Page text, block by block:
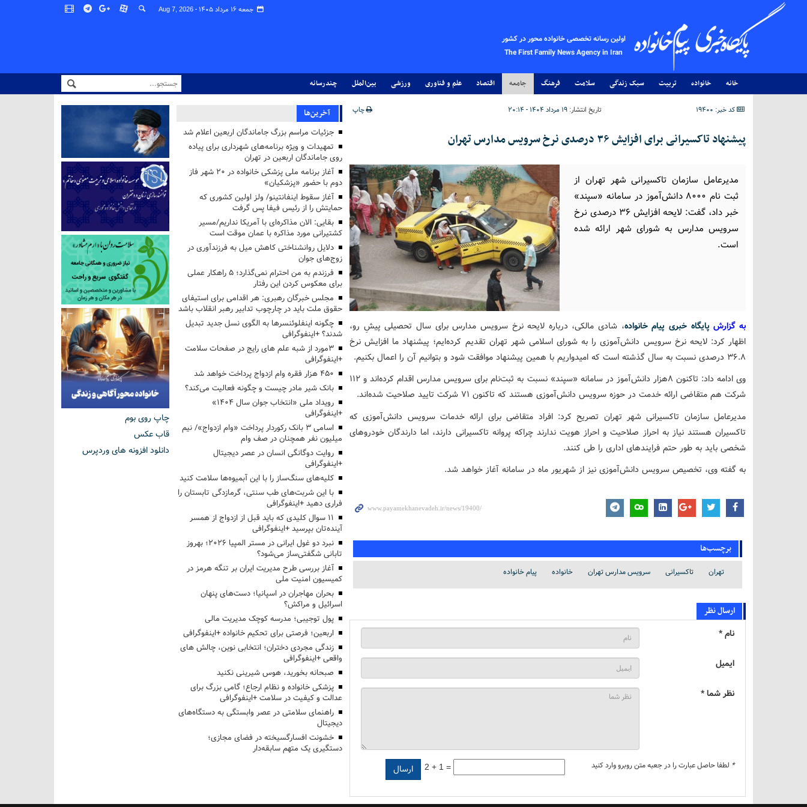
جمعه ۱۶ مرداد ۱۴۰۵ - Aug 7, 2026
اولین رسانه تخصصی خانواده محور در کشور
The First Family News Agency in Iran
خانه خانواده تربیت سبک زندگی سلامت فرهنگ جامعه اقتصاد علم و فناوری ورزشی بین‌الملل چندرسانه
کد خبر: 19400 تاریخ انتشار: ۱۹ مرداد ۱۴۰۴ - ۲۰:۱۴ چاپ
پیشنهاد تاکسیرانی برای افزایش ۳۶ درصدی نرخ سرویس مدارس تهران
مدیرعامل سازمان تاکسیرانی شهر تهران از
ثبت نام ۸۰۰۰ دانش‌آموز در سامانه «سپند»
خبر داد، گفت: لایحه افزایش ۳۶ درصدی نرخ
سرویس مدارس به شورای شهر ارائه شده
است.
به گزارش پایگاه خبری پیام خانواده، شادی مالکی، درباره لایحه نرخ سرویس مدارس برای سال تحصیلی پیشِ رو،
اظهار کرد: لایحه نرخ سرویس دانش‌آموزی را به شورای اسلامی شهر تهران تقدیم کرده‌ایم؛ پیشنهاد ما افزایش نرخ
36.8 درصدی نسبت به سال گذشته است که امیدواریم با همین پیشنهاد موافقت شود و بتوانیم آن را اعمال بکنیم.
وی ادامه داد: تاکنون 8هزار دانش‌آموز در سامانه «سپند» نسبت به ثبت‌نام برای سرویس مدارس اقدام کرده‌اند و 112
شرکت هم متقاضی ارائه خدمت در حوزه سرویس دانش‌آموزی هستند که تاکنون 71 شرکت تایید صلاحیت شده‌اند.
مدیرعامل سازمان تاکسیرانی شهر تهران تصریح کرد: افراد متقاضی برای ارائه خدمات سرویس دانش‌آموزی که
تاکسیران هستند نیاز به احراز صلاحیت و احراز هویت ندارند چراکه پروانه تاکسیرانی دارند، اما دارندگان خودروهای
شخصی باید به طور حتم فرایندهای اداری را طی کنند.
به گفته وی، تخصیص سرویس دانش‌آموزی نیز از شهریور ماه در سامانه آغاز خواهد شد.
برچسب‌ها
تهران تاکسیرانی سرویس مدارس تهران خانواده پیام خانواده
ارسال نظر
نام *
ایمیل
نظر شما *
* لطفا حاصل عبارت را در جعبه متن روبرو وارد کنید 2 + 1 =
آخرین‌ها
جزئیات مراسم بزرگ جاماندگان اربعین اعلام شد
تمهیدات و ویژه برنامه‌های شهرداری برای پیاده
روی جاماندگان اربعین در تهران
آغاز برنامه ملی پزشکی خانواده در ۲۰ شهر فاز
دوم با حضور «پزشکیان»
آغاز سقوط اینفانتینو/ ولز اولین کشوری که
حمایتش را از رئیس فیفا پس گرفت
بقایی: الان مذاکره‌ای با آمریکا نداریم/مسیر
کشتیرانی مورد مذاکره با عمان موقت است
دلایل روانشناختی کاهش میل به فرزندآوری در
زوج‌های جوان
فرزندم به من احترام نمی‌گذارد؛ ۵ راهکار عملی
برای معکوس کردن این رفتار
مجلس خبرگان رهبری: هر اقدامی برای استیفای
حقوق ملت باید در چارچوب تدابیر رهبر انقلاب باشد
چگونه اینفلوئنسرها به الگوی نسل جدید تبدیل
شدند؟ +اینفوگرافی
3مورد از شبه علم های رایج در صفحات سلامت
+اینفوگرافی
۴۵۰ هزار فقره وام ازدواج پرداخت خواهد شد
بانک شیر مادر چیست و چگونه فعالیت می‌کند؟
رویداد ملی «انتخاب جوان سال ۱۴۰۴»
+اینفوگرافی
اسامی ۳ بانک رکوردار پرداخت «وام ازدواج»/ نیم
میلیون نفر همچنان در صف وام
روایت دوگانگی انسان در عصر دیجیتال
+اینفوگرافی
کلیه‌های سنگ‌ساز را با این آبمیوه‌ها سلامت کنید
با این شربت‌های طب سنتی، گرمازدگی تابستان را
فراری دهید +اینفوگرافی
۱۱ سوال کلیدی که باید قبل از ازدواج از همسر
آینده‌تان بپرسید +اینفوگرافی
نبرد دو غول ایرانی در مستر المپیا ۲۰۲۶؛ بهروز
تابانی شگفتی‌ساز می‌شود؟
آغاز بررسی طرح مدیریت ایران بر تنگه هرمز در
کمیسیون امنیت ملی
بحران مهاجران در اسپانیا؛ دست‌های پنهان
اسرائیل و مراکش؟
پول توجیبی؛ مدرسه کوچک مدیریت مالی
اربعین؛ فرصتی برای تحکیم خانواده +اینفوگرافی
زندگی مجردی دختران؛ انتخابی نوین، چالش های
واقعی +اینفوگرافی
صبحانه بخورید، هوس شیرینی نکنید
پزشکی خانواده و نظام ارجاع؛ گامی بزرگ برای
عدالت و کیفیت در سلامت +اینفوگرافی
راهنمای سلامتی در عصر وابستگی به دستگاه‌های
دیجیتال
خشونت افسارگسیخته در فضای مجازی؛
دستگیری یک متهم سابقه‌دار
چاپ روی بوم
قاب عکس
دانلود افزونه های وردپرس